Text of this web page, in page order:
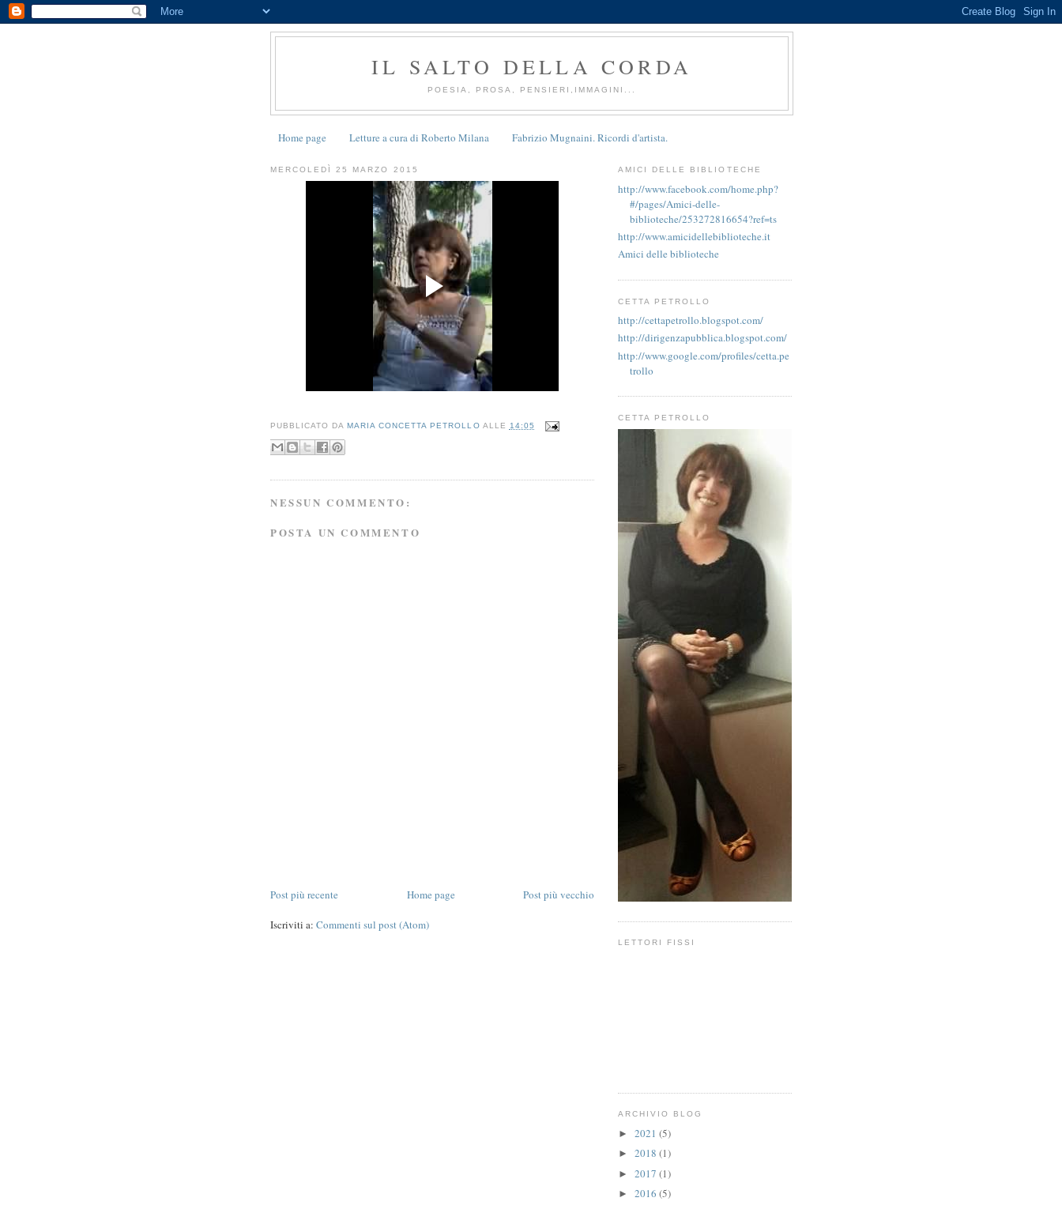
IL SALTO DELLA CORDA
POESIA, PROSA, PENSIERI,IMMAGINI...
Home page Letture a cura di Roberto Milana Fabrizio Mugnaini. Ricordi d'artista.
MERCOLEDÌ 25 MARZO 2015
PUBBLICATO DA MARIA CONCETTA PETROLLO ALLE 14:05
NESSUN COMMENTO:
POSTA UN COMMENTO
Post più recente Post più vecchio
Home page
Iscriviti a: Commenti sul post (Atom)
AMICI DELLE BIBLIOTECHE
http://www.facebook.com/home.php?
#/pages/Amici-delle-
biblioteche/253272816654?ref=ts
http://www.amicidellebiblioteche.it
Amici delle biblioteche
CETTA PETROLLO
http://cettapetrollo.blogspot.com/
http://dirigenzapubblica.blogspot.com/
http://www.google.com/profiles/cetta.pe
trollo
CETTA PETROLLO
LETTORI FISSI
ARCHIVIO BLOG
► 2021 (5)
► 2018 (1)
► 2017 (1)
► 2016 (5)